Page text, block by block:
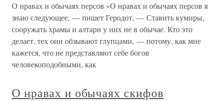
О нравах и обычаях персов «О нравах и обычаях персов я
знаю следующее, — пишет Геродот, — Ставить кумиры,
сооружать храмы и алтари у них не в обычае. Кто это
делает, тех они обзывают глупцами, — потому, как мне
кажется, что не представляют себе богов
человекоподобными, как
О нравах и обычаях скифов